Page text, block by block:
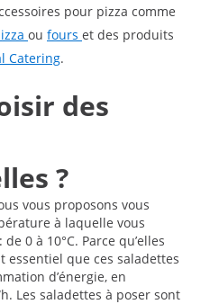
pour pizza comme
ou fours et des produits
Catering.
des
?
vous proposons vous
à laquelle vous
0 à 10°C. Parce qu’elles
que ces saladettes
d’énergie, en
Les saladettes à poser sont